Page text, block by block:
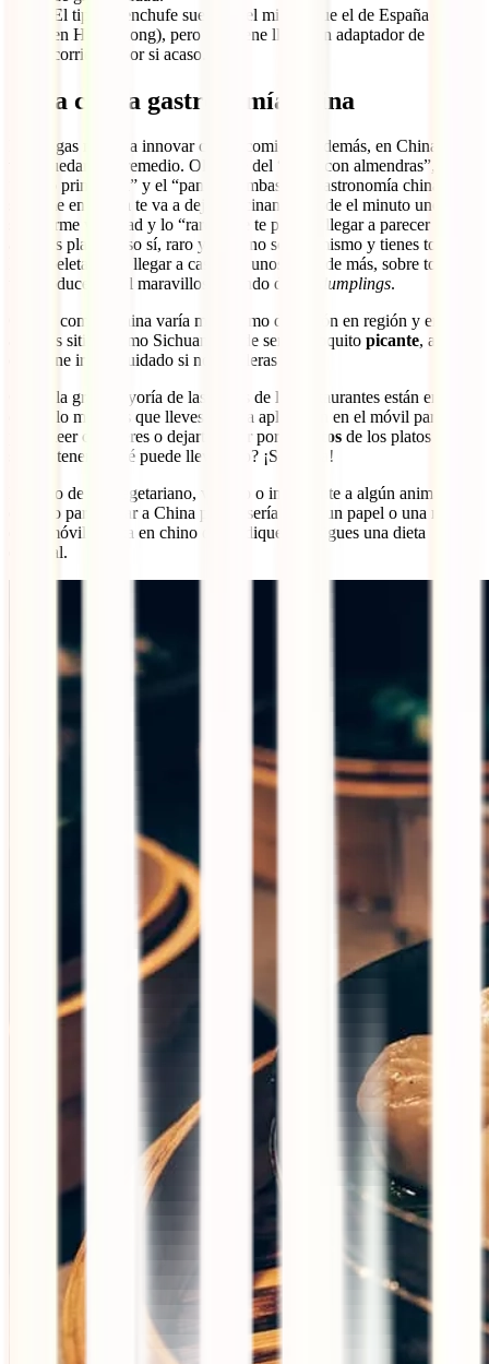
El tipo de enchufe suele ser el mismo que el de España (salvo
en Hong Kong), pero conviene llevar un adaptador de
corriente, por si acaso.
Goza con la gastronomía china
No tengas miedo a innovar con la comida y, además, en China no te
va a quedar más remedio. Olvídate del “pollo con almendras”, el
“rollito primavera” y el “pan de gambas”, la gastronomía china que
se come en China te va a dejar alucinando desde el minuto uno por
su enorme variedad y lo “raro” que te pueden llegar a parecer
algunos platos. Eso sí, raro y malo no son lo mismo y tienes todas
las papeletas para llegar a casa con unos kilos de más, sobre todo si
te introduces en el maravilloso mundo de los
dumplings.
Ojo, la comida china varía muchísimo de región en región y en
algunos sitios, como Sichuan, puede ser un poquito picante, así que
conviene ir con cuidado si no lo toleras bien.
Como la gran mayoría de las cartas de los restaurantes están en
chino, lo mejor es que lleves alguna aplicación en el móvil para
poder leer caracteres o dejarte guiar por las
fotos de los platos que
suelen tener. ¿Qué puede llevar eso? ¡Sorpresa!
En caso de ser vegetariano, vegano o intolerante a algún animal, un
consejo para viajar a China para ti sería llevar un papel o una nota
en tu móvil escrita en chino que indique que sigues una dieta
especial.